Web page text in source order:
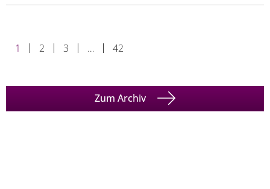
1 2 3 … 42
Zum Archiv